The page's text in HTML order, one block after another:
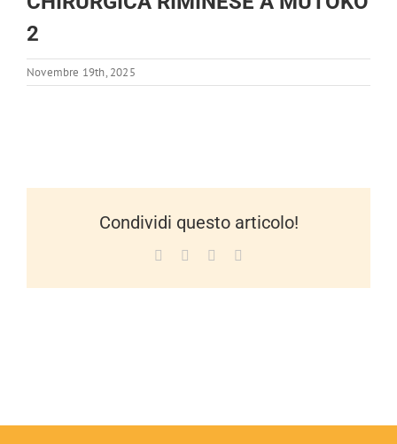
2
Novembre 19th, 2025
Condividi questo articolo!
Facebook LinkedIn